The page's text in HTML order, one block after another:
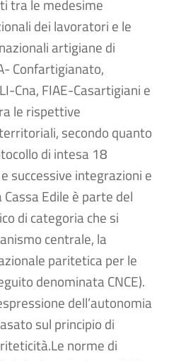
tra le medesime
dei lavoratori e le
artigiane di
Confartigianato,
Cna, FIAE-Casartigiani e
le rispettive
secondo quanto
di intesa 18
successive integrazioni e
Edile è parte del
di categoria che si
centrale, la
paritetica per le
denominata CNCE).
dell’autonomia
sul principio di
norme di